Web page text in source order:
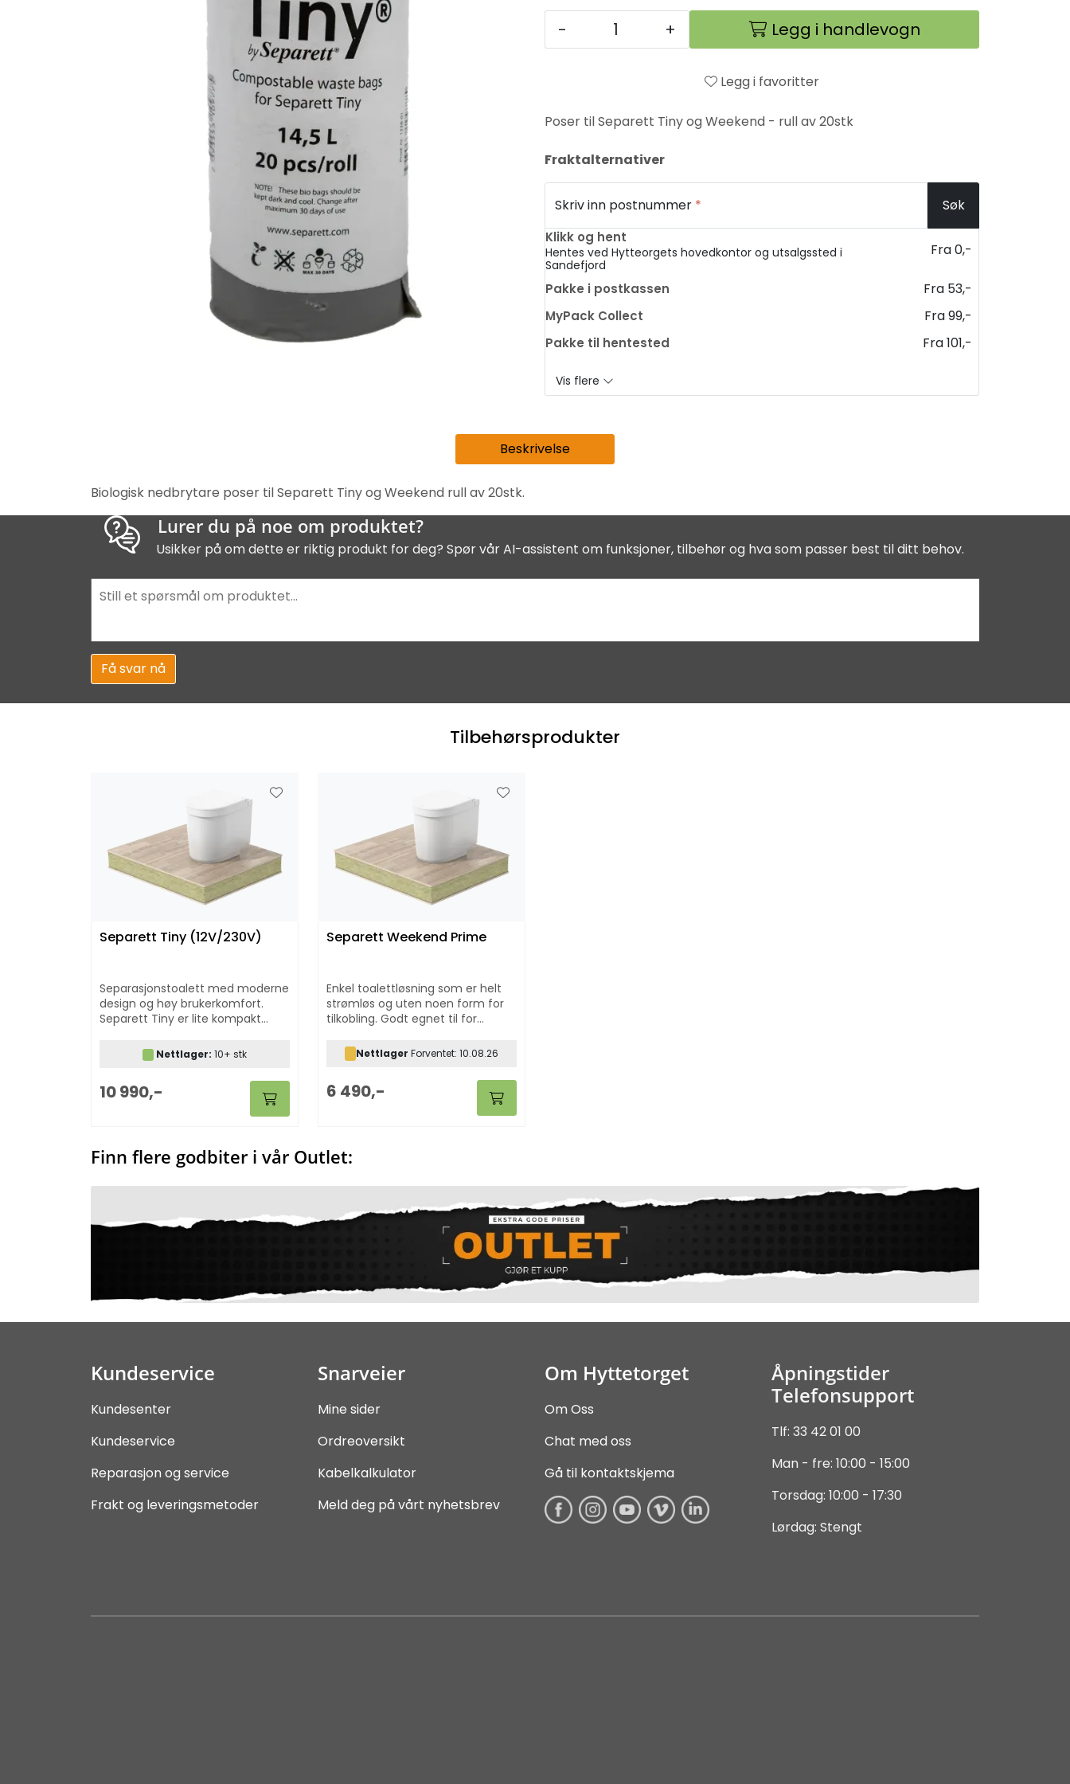
- + Legg i handlevogn
Legg i favoritter
Poser til Separett Tiny og Weekend - rull av 20stk
Fraktalternativer
Skriv inn postnummer * Søk
Klikk og hent
Hentes ved Hytteorgets hovedkontor og utsalgssted i
Sandefjord
Fra 0,-
Pakke i postkassen Fra 53,-
MyPack Collect Fra 99,-
Pakke til hentested Fra 101,-
Vis flere
Beskrivelse
Biologisk nedbrytare poser til Separett Tiny og Weekend rull av 20stk.
Lurer du på noe om produktet?
Usikker på om dette er riktig produkt for deg? Spør vår AI-assistent om funksjoner, tilbehør og hva som passer best til ditt behov.
Få svar nå
Tilbehørsprodukter
Separett Tiny (12V/230V)
Separasjonstoalett med moderne
design og høy brukerkomfort.
Separett Tiny er lite kompakt
utviklet for de som har
utfordringer med plass.
Nettlager: 10+ stk
10 990,-
Separett Weekend Prime
Enkel toalettløsning som er helt
strømløs og uten noen form for
tilkobling. Godt egnet til for
og beredskap.
Nettlager Forventet: 10.08.26
6 490,-
Finn flere godbiter i vår Outlet:
Kundeservice
Kundesenter
Kundeservice
Reparasjon og service
Frakt og leveringsmetoder
Snarveier
Mine sider
Ordreoversikt
Kabelkalkulator
Meld deg på vårt nyhetsbrev
Om Hyttetorget
Om Oss
Chat med oss
Gå til kontaktskjema
Åpningstider
Telefonsupport
Tlf: 33 42 01 00
Man - fre: 10:00 - 15:00
Torsdag: 10:00 - 17:30
Lørdag: Stengt